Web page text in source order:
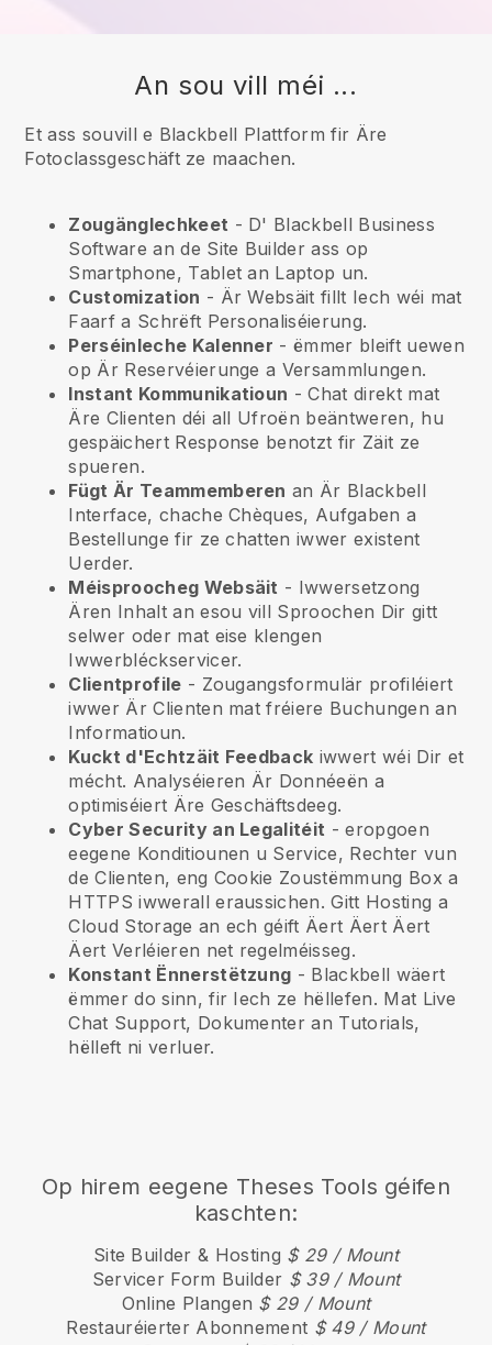
An sou vill méi ...
Et ass souvill e Blackbell Plattform fir Äre
Fotoclassgeschäft ze maachen.
Zougänglechkeet - D' Blackbell Business
Software an de Site Builder ass op
Smartphone, Tablet an Laptop un.
Customization - Är Websäit fillt Iech wéi mat
Faarf a Schrëft Personaliséierung.
Perséinleche Kalenner - ëmmer bleift uewen
op Är Reservéierunge a Versammlungen.
Instant Kommunikatioun - Chat direkt mat
Äre Clienten déi all Ufroën beäntweren, hu
gespäichert Response benotzt fir Zäit ze
spueren.
Fügt Är Teammemberen an Är Blackbell
Interface, chache Chèques, Aufgaben a
Bestellunge fir ze chatten iwwer existent
Uerder.
Méisproocheg Websäit - Iwwersetzong
Ären Inhalt an esou vill Sproochen Dir gitt
selwer oder mat eise klengen
Iwwerbléckservicer.
Clientprofile - Zougangsformulär profiléiert
iwwer Är Clienten mat fréiere Buchungen an
Informatioun.
Kuckt d'Echtzäit Feedback iwwert wéi Dir et
mécht. Analyséieren Är Donnéeën a
optimiséiert Äre Geschäftsdeeg.
Cyber Security an Legalitéit - eropgoen
eegene Konditiounen u Service, Rechter vun
de Clienten, eng Cookie Zoustëmmung Box a
HTTPS iwwerall eraussichen. Gitt Hosting a
Cloud Storage an ech géift Äert Äert Äert
Äert Verléieren net regelméisseg.
Konstant Ënnerstëtzung - Blackbell wäert
ëmmer do sinn, fir Iech ze hëllefen. Mat Live
Chat Support, Dokumenter an Tutorials,
hëlleft ni verluer.
Op hirem eegene Theses Tools géifen
kaschten:
Site Builder & Hosting $ 29 / Mount
Servicer Form Builder $ 39 / Mount
Online Plangen $ 29 / Mount
Restauréierter Abonnement $ 49 / Mount